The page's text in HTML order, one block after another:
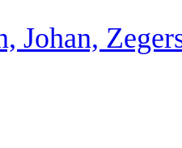
Johan,